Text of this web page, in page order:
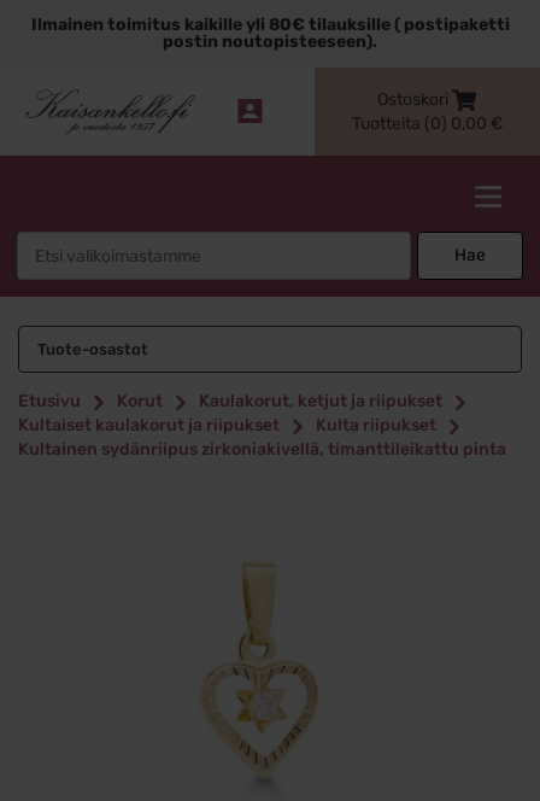
sisältöönIlmainen toimitus kaikille yli 80€ tilauksille ( postipaketti
postin noutopisteeseen).
Ostoskori
Tuotteita (0) 0,00 €
Hae
Tuote-osastot
Etusivu Korut
Kaulakorut, ketjut ja riipukset
Kultaiset kaulakorut ja riipukset
Kulta riipukset
Kultainen sydänriipus zirkoniakivellä, timanttileikattu pinta